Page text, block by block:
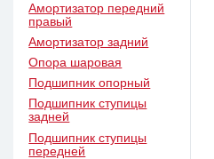
Амортизатор передний
правый
Амортизатор задний
Опора шаровая
Подшипник опорный
Подшипник ступицы
задней
Подшипник ступицы
передней